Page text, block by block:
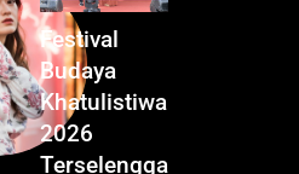
Festival
Budaya
Khatulistiwa
2026
Terselenggara